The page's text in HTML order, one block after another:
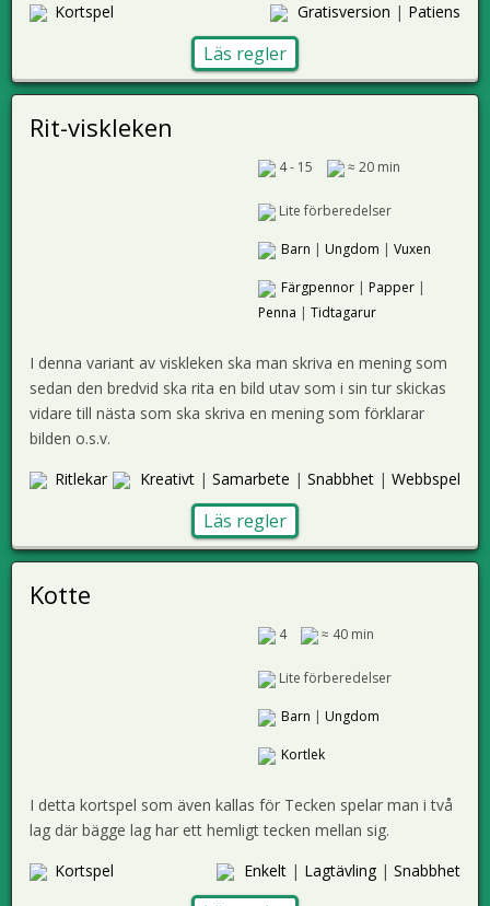
Kortspel
Gratisversion | Patiens
Läs regler
Rit-viskleken
4 - 15 ≈ 20 min
Lite förberedelser
Barn | Ungdom | Vuxen
Färgpennor| Papper|
Penna | Tidtagarur
I denna variant av viskleken ska man skriva en mening som
sedan den bredvid ska rita en bild utav som i sin tur skickas
vidare till nästa som ska skriva en mening som förklarar
bilden o.s.v.
Ritlekar
Kreativt | Samarbete | Snabbhet | Webbspel
Läs regler
Kotte
4 ≈ 40 min
Lite förberedelser
Barn | Ungdom
Kortlek
I detta kortspel som även kallas för Tecken spelar man i två
lag där bägge lag har ett hemligt tecken mellan sig.
Kortspel
Enkelt | Lagtävling| Snabbhet